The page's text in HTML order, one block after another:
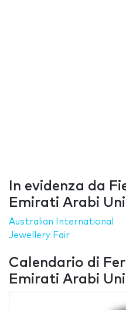
In evidenza da
Emirati Arabi
Australian International
Jewellery Fair
Calendario di
Emirati Arabi